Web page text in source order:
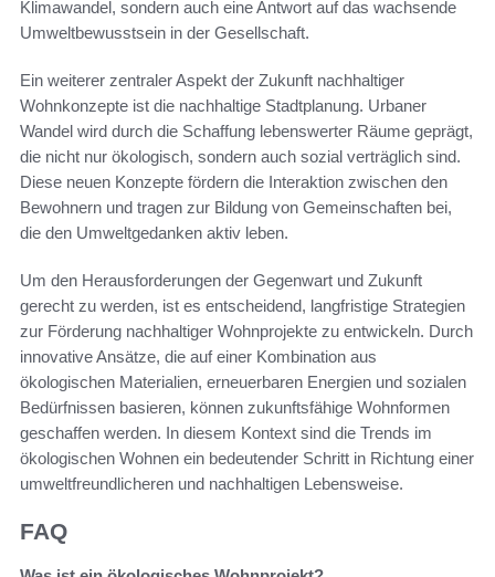
Klimawandel, sondern auch eine Antwort auf das wachsende
Umweltbewusstsein in der Gesellschaft.
Ein weiterer zentraler Aspekt der Zukunft nachhaltiger
Wohnkonzepte ist die nachhaltige Stadtplanung. Urbaner
Wandel wird durch die Schaffung lebenswerter Räume geprägt,
die nicht nur ökologisch, sondern auch sozial verträglich sind.
Diese neuen Konzepte fördern die Interaktion zwischen den
Bewohnern und tragen zur Bildung von Gemeinschaften bei,
die den Umweltgedanken aktiv leben.
Um den Herausforderungen der Gegenwart und Zukunft
gerecht zu werden, ist es entscheidend, langfristige Strategien
zur Förderung nachhaltiger Wohnprojekte zu entwickeln. Durch
innovative Ansätze, die auf einer Kombination aus
ökologischen Materialien, erneuerbaren Energien und sozialen
Bedürfnissen basieren, können zukunftsfähige Wohnformen
geschaffen werden. In diesem Kontext sind die Trends im
ökologischen Wohnen ein bedeutender Schritt in Richtung einer
umweltfreundlicheren und nachhaltigen Lebensweise.
FAQ